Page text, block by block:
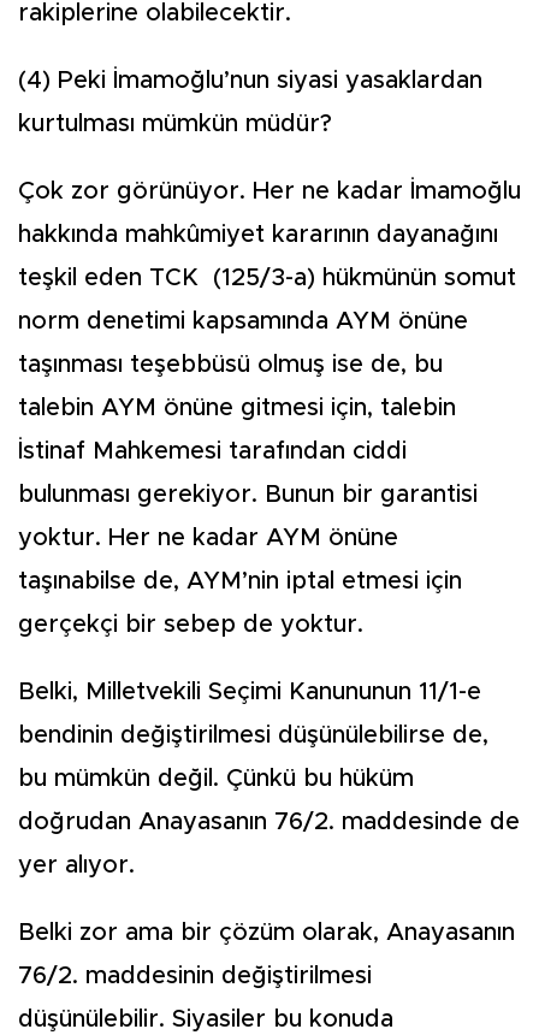
rakiplerine olabilecektir.
(4) Peki İmamoğlu’nun siyasi yasaklardan
kurtulması mümkün müdür?
Çok zor görünüyor. Her ne kadar İmamoğlu
hakkında mahkûmiyet kararının dayanağını
teşkil eden TCK (125/3-a) hükmünün somut
norm denetimi kapsamında AYM önüne
taşınması teşebbüsü olmuş ise de, bu
talebin AYM önüne gitmesi için, talebin
İstinaf Mahkemesi tarafından ciddi
bulunması gerekiyor. Bunun bir garantisi
yoktur. Her ne kadar AYM önüne
taşınabilse de, AYM’nin iptal etmesi için
gerçekçi bir sebep de yoktur.
Belki, Milletvekili Seçimi Kanununun 11/1-e
bendinin değiştirilmesi düşünülebilirse de,
bu mümkün değil. Çünkü bu hüküm
doğrudan Anayasanın 76/2. maddesinde de
yer alıyor.
Belki zor ama bir çözüm olarak, Anayasanın
76/2. maddesinin değiştirilmesi
düşünülebilir. Siyasiler bu konuda